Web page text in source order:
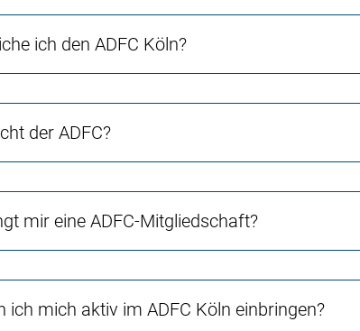
ich den ADFC Köln?
der ADFC?
mir eine ADFC-Mitgliedschaft?
ich mich aktiv im ADFC Köln einbringen?